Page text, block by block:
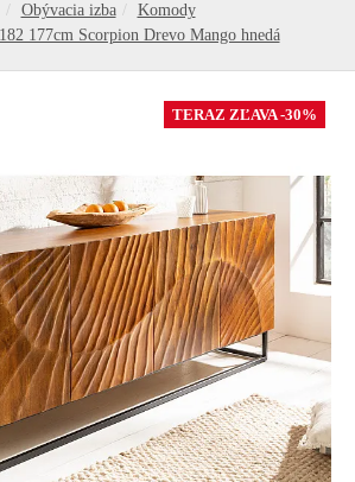
Obývacia izba
Komody
177cm Scorpion Drevo Mango hnedá
TERAZ ZĽAVA -30%